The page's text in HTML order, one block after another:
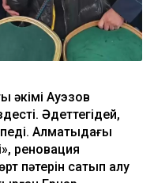
әкімі Ауэзов
Әдеттегідей,
Алматыдағы
реновация
пәтерін сатып алу